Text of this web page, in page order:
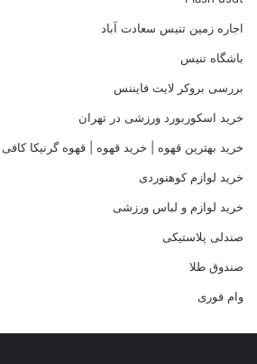
اجاره زمین تنیس سعادت آباد
باشگاه تنیس
بررسی بروکر لایت فایننس
خرید اسکوربورد ورزشی در تهران
خرید بهترین قهوه | خرید قهوه | قهوه گرنیکا کافی
خرید لوازم کوهنوردی
خرید لوازم و لباس ورزشی
صندلی پلاستیکی
صندوق طلا
وام فوری